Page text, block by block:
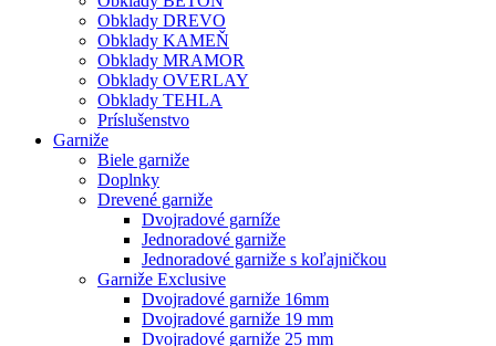
Obklady DREVO
Obklady KAMEŇ
Obklady MRAMOR
Obklady OVERLAY
Obklady TEHLA
Príslušenstvo
Garniže
Biele garniže
Doplnky
Drevené garniže
Dvojradové garníže
Jednoradové garniže
Jednoradové garniže s koľajničkou
Garniže Exclusive
Dvojradové garniže 16mm
Dvojradové garniže 19 mm
Dvojradové garniže 25 mm